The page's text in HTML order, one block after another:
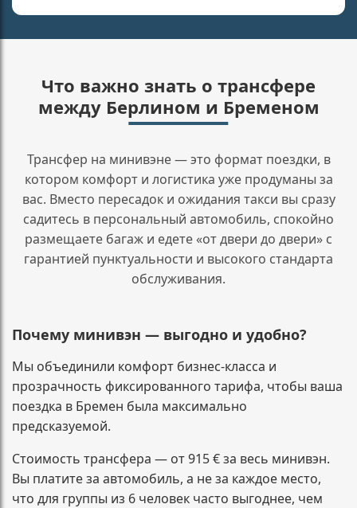
Что важно знать о трансфере
между Берлином и Бременом
Трансфер на минивэне — это формат поездки, в
котором комфорт и логистика уже продуманы за
вас. Вместо пересадок и ожидания такси вы сразу
садитесь в персональный автомобиль, спокойно
размещаете багаж и едете «от двери до двери» с
гарантией пунктуальности и высокого стандарта
обслуживания.
Почему минивэн — выгодно и удобно?
Мы объединили комфорт бизнес-класса и
прозрачность фиксированного тарифа, чтобы ваша
поездка в Бремен была максимально
предсказуемой.
Стоимость трансфера — от 915 € за весь минивэн.
Вы платите за автомобиль, а не за каждое место,
что для группы из 6 человек часто выгоднее, чем